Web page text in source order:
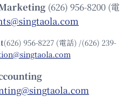
(626) 956-8200 (電
(626) 956-8227 (電話) /(626) 239-